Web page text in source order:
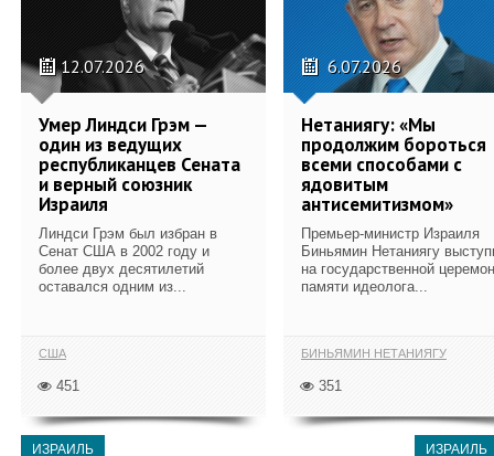
12.07.2026
Умер Линдси Грэм —
один из ведущих
республиканцев Сената
и верный союзник
Израиля
Линдси Грэм был избран в
Сенат США в 2002 году и
более двух десятилетий
оставался одним из...
США
451
6.07.2026
Нетаниягу: «Мы
продолжим бороться
всеми способами с
ядовитым
антисемитизмом»
Премьер-министр Израиля
Биньямин Нетаниягу
на государственной
памяти идеолога...
БИНЬЯМИН НЕТАНИЯГУ
351
ИЗРАИЛЬ ИЗРАИЛЬ